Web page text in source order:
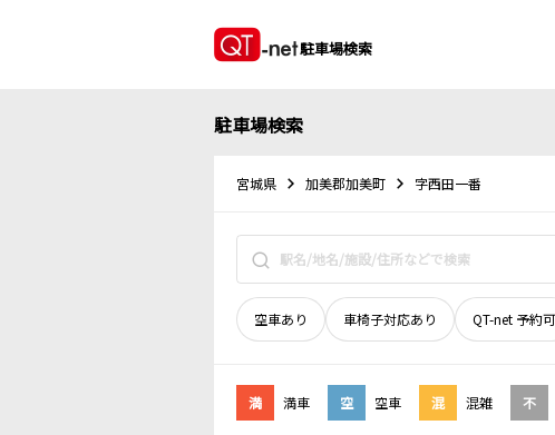
駐車場検索
駐車場検索
宮城県 加美郡加美町 字西田一番
空車あり 車椅子対応あり QT-net 予約可
満 満車 空 空車 混 混雑 不